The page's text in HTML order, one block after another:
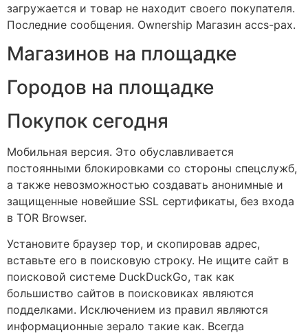
загружается и товар не находит своего покупателя.
Последние сообщения. Ownership Магазин accs-pax.
Магазинов на площадке
Городов на площадке
Покупок сегодня
Мобильная версия. Это обуславливается
постоянными блокировками со стороны спецслужб,
а также невозможностью создавать анонимные и
защищенные новейшие SSL сертификаты, без входа
в TOR Browser.
Установите браузер тор, и скопировав адрес,
вставьте его в поисковую строку. Не ищите сайт в
поисковой системе DuckDuckGo, так как
большиство сайтов в поисковиках являются
подделками. Исключением из правил являются
информационные зерало такие как. Всегда